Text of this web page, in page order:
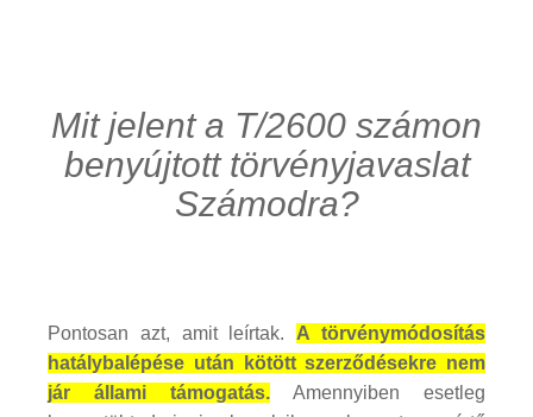
Mit jelent a T/2600 számon
benyújtott törvényjavaslat
Számodra?
Pontosan azt, amit leírtak. A törvénymódosítás
hatálybalépése után kötött szerződésekre nem
jár állami támogatás. Amennyiben esetleg